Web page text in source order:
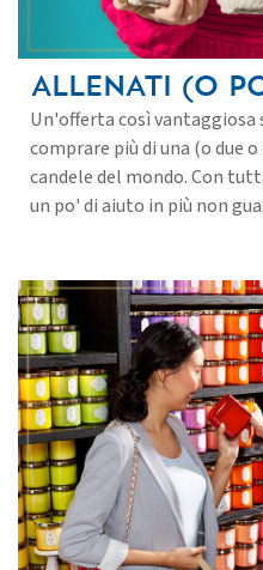
ALLENATI (O
Un'offerta così vantaggiosa
comprare più di una (o due
candele del mondo. Con
un po' di aiuto in più non